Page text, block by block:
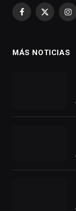
Facebook
X
MÁS NOTICIAS